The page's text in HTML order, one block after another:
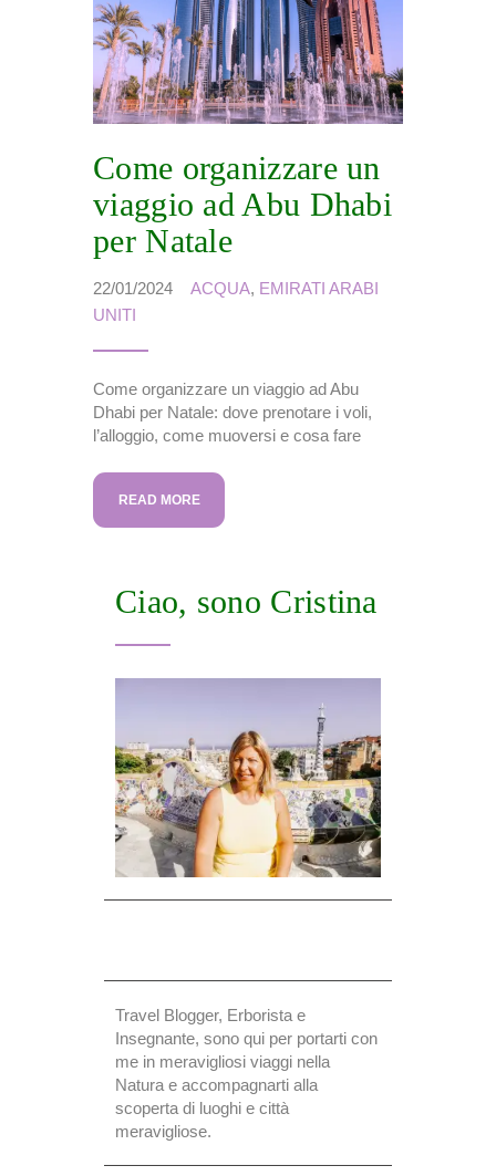
Come organizzare un
viaggio ad Abu Dhabi
per Natale
22/01/2024 ACQUA, EMIRATI ARABI
UNITI
Come organizzare un viaggio ad Abu
Dhabi per Natale: dove prenotare i voli,
l’alloggio, come muoversi e cosa fare
READ MORE
Ciao, sono Cristina
Travel Blogger, Erborista e
Insegnante, sono qui per portarti con
me in meravigliosi viaggi nella
Natura e accompagnarti alla
scoperta di luoghi e città
meravigliose.